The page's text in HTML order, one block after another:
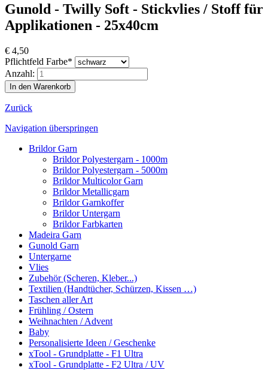
Gunold - Twilly Soft - Stickvlies / Stoff für
Applikationen - 25x40cm
€ 4,50
Pflichtfeld Farbe*
Anzahl:
Zurück
Navigation überspringen
Brildor Garn
Brildor Polyestergarn - 1000m
Brildor Polyestergarn - 5000m
Brildor Multicolor Garn
Brildor Metallicgarn
Brildor Garnkoffer
Brildor Untergarn
Brildor Farbkarten
Madeira Garn
Gunold Garn
Untergarne
Vlies
Zubehör (Scheren, Kleber...)
Textilien (Handtücher, Schürzen, Kissen …)
Taschen aller Art
Frühling / Ostern
Weihnachten / Advent
Baby
Personalisierte Ideen / Geschenke
xTool - Grundplatte - F1 Ultra
xTool - Grundplatte - F2 Ultra / UV